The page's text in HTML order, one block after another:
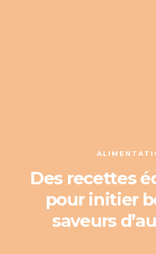
Des recettes
pour initier
saveurs